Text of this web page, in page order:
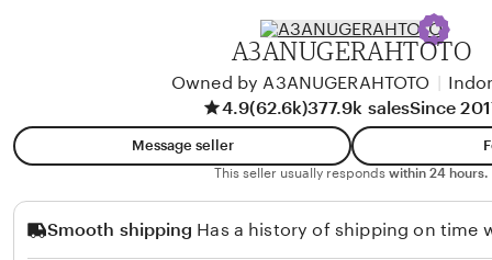
r
G
n
A3ANUGERAHTOTO
Owned by A3ANUGERAHTOTO
4.9(62.6k)377.9k salesSince
Message seller
This seller usually responds within 24 hours.
Smooth shipping Has a history of shipping on time